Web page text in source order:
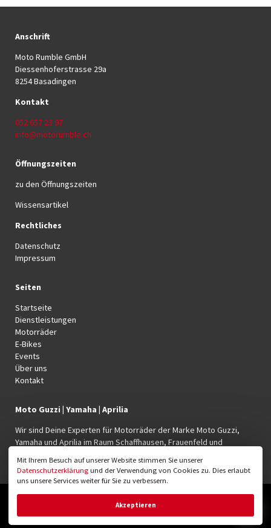
Anschrift
Moto Rumble GmbH
Diessenhoferstrasse 29a
8254 Basadingen
Kontakt
052 657 23 97
info@motorumble.ch
Öffnungszeiten
zu den Öffnungszeiten
Wissensartikel
Rechtliches
Datenschutz
Impressum
Seiten
Startseite
Dienstleistungen
Motorräder
E-Bikes
Events
Über uns
Kontakt
Moto Guzzi | Yamaha | Aprilia
Wir sind Deine Experten für Motorräder der Marke Moto Guzzi,
Yamaha und Aprilia im Raum Schaffhausen, Frauenfeld und
Webdesign und Webentwicklung: OWNBIT GmbH
Mit Ihrem Besuch auf unserer Website stimmen Sie unserer
Datenschutzerklärung und der Verwendung von Cookies zu. Dies erlaubt
uns unsere Services weiter für Sie zu verbessern.
Akzeptieren